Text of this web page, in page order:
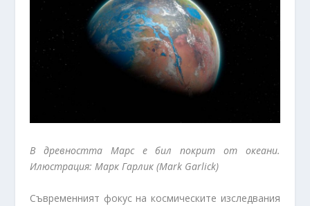
В древността Марс eбил покрит от океани.
Илюстрация: Марк Гарлик (Mark Garlick)
Съвременният фокус на космическите изследвания